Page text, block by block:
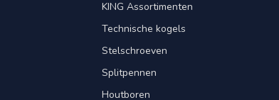
KING Assortimenten
Technische kogels
Stelschroeven
Splitpennen
Houtboren